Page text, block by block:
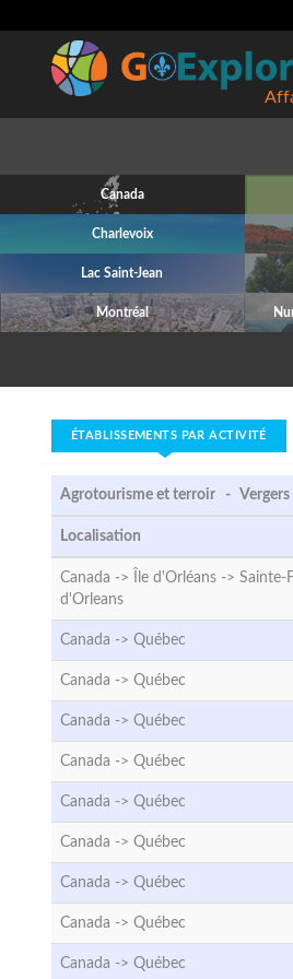
Canada
Charlevoix
Lac Saint-Jean
Montréal
ÉTABLISSEMENTS PAR ACTIVITÉ
Agrotourisme et terroir - Vergers
Localisation
Canada -> Île d'Orléans -> Sainte-
d'Orleans
Canada -> Québec
Canada -> Québec
Canada -> Québec
Canada -> Québec
Canada -> Québec
Canada -> Québec
Canada -> Québec
Canada -> Québec
Canada -> Québec